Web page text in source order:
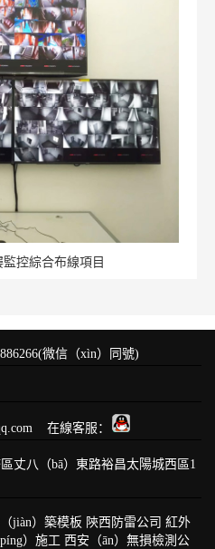
控綜合布線項目
微信（xìn）同號)
在線客服：
丈八（bā）東路裕昌太陽城西區1
jiàn）築模板 陝西防雷公司 紅外
）施工 西安（ān）無損檢測公